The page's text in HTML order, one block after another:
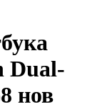
Dual-
нов